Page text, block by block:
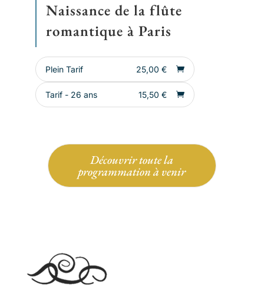
Naissance de la flûte
romantique à Paris
Plein Tarif 25,00 €
Tarif - 26 ans 15,50 €
Découvrir toute la
programmation à venir